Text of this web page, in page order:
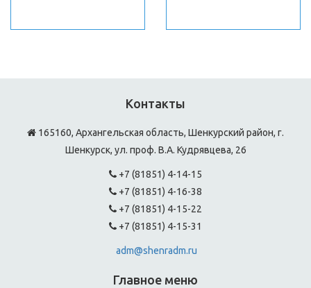
Контакты
165160, Архангельская область, Шенкурский район, г.
Шенкурск, ул. проф. В.А. Кудрявцева, 26
+7 (81851) 4-14-15
+7 (81851) 4-16-38
+7 (81851) 4-15-22
+7 (81851) 4-15-31
adm@shenradm.ru
Главное меню